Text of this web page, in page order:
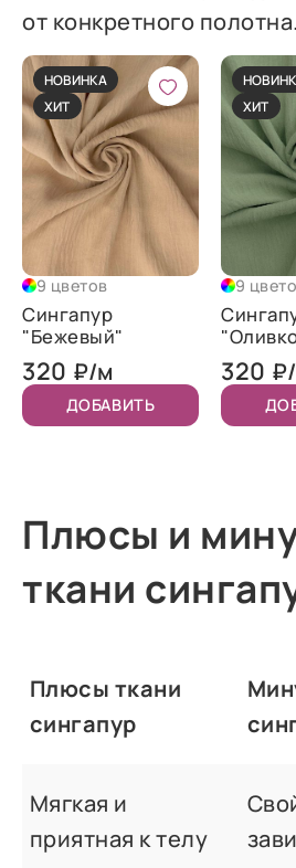
от конкретного полотна.
НОВИНКА
ХИТ
9 цветов
Сингапур
"Бежевый"
320 ₽/м
ДОБАВИТЬ
ХИТ
9
320
Плюсы и
ткани
Плюсы ткани
сингапур
Мягкая и
приятная к телу